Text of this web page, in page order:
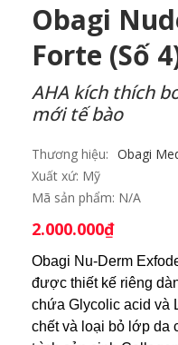
Obagi
Forte (số
AHA kích thích
mới tế bào
Thương hiệu: Obagi
Xuất xứ: Mỹ
Mã sản phẩm: N/A
2.000.000₫
Obagi Nu-Derm
được thiết kế riêng
chứa Glycolic acid và
chết và loại bỏ lớp da